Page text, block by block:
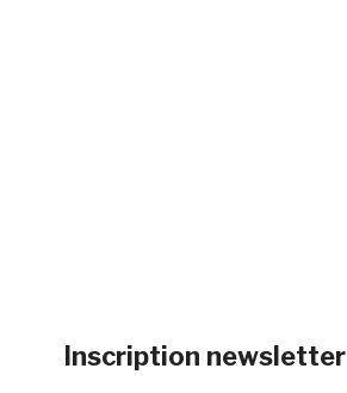
Inscription newsletter